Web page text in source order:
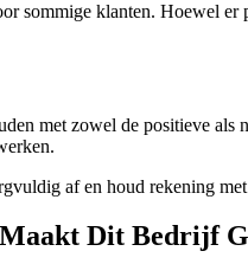
sommige klanten. Hoewel
met zowel de positieve
af en houd rekening
Dit Bedrijf